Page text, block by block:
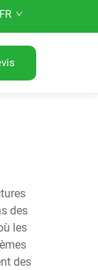
FR
des
les
des